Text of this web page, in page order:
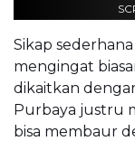
Sikap
mengingat
dikaitkan
Purbaya justru
bisa membaur